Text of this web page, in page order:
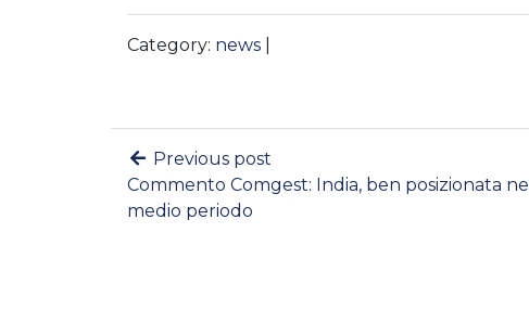
Category: news
Previous post
Commento Comgest: India, ben posizionata nel
medio periodo